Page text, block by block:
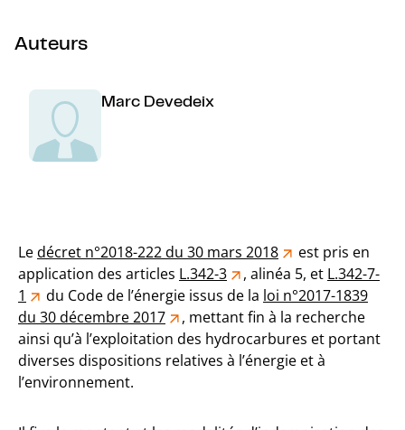
Auteurs
Marc Devedeix
Ledécret n°2018-222 du 30 mars 2018
est pris en
application des articles L.342-3 , alinéa 5, et L.342-7-
1
du Code de l’énergie issus de la loi n°2017-1839
du 30 décembre 2017
, mettant fin à la recherche
ainsi qu’à l’exploitation des hydrocarbures et portant
diverses dispositions relatives à l’énergie et à
l’environnement.